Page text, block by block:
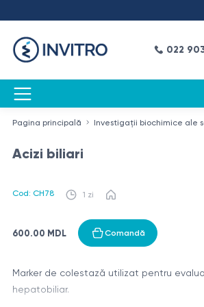
022
Pagina principală Investigații biochimice ale
Acizi biliari
Cod: CH78 1 zi
600.00 MDL Comandă
Marker de colestază utilizat pentru
hepatobiliar.